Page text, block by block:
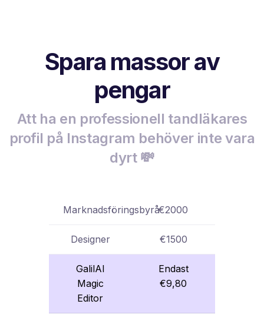
Spara massor av
pengar
Att ha en professionell tandläkares
profil på Instagram behöver inte vara
dyrt 💸
Marknadsföringsbyrå€2000
Designer €1500
GalilAI
Magic
Editor
Endast
€9,80